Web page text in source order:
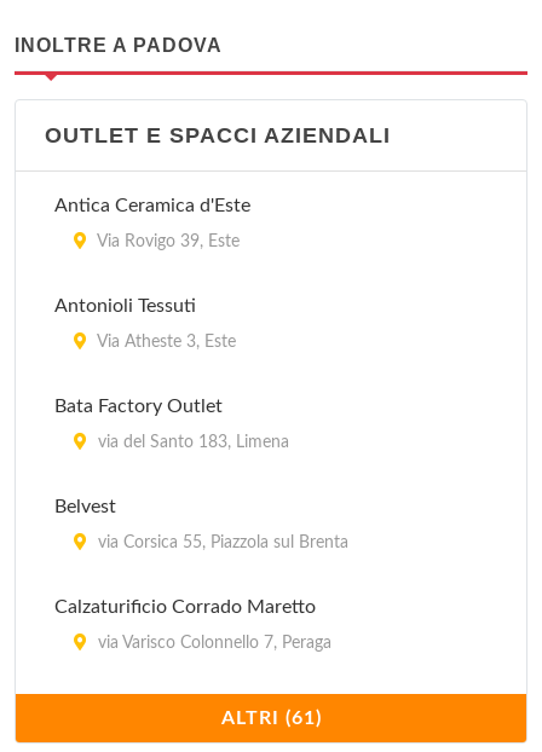
INOLTRE A PADOVA
OUTLET E SPACCI AZIENDALI
Antica Ceramica d'Este
Via Rovigo 39, Este
Antonioli Tessuti
Via Atheste 3, Este
Bata Factory Outlet
via del Santo 183, Limena
Belvest
via Corsica 55, Piazzola sul Brenta
Calzaturificio Corrado Maretto
via Varisco Colonnello 7, Peraga
Calzaturificio Fratelli Caccin
via Cornara 64, Zeminiana di Massanago
ALTRI (61)